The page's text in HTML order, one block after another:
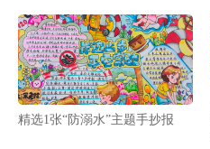
精选1张“防溺水”主题手抄报